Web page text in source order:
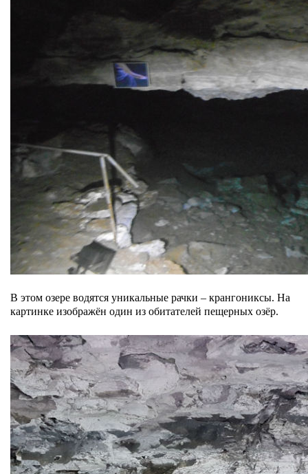
В этом озере водятся уникальные рачки – крангониксы. На
картинке изображён один из обитателей пещерных озёр.